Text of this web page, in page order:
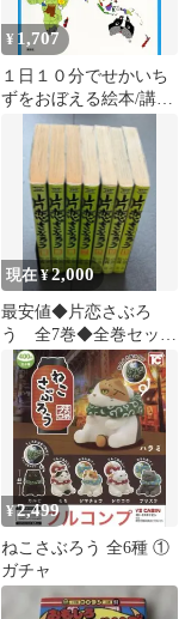
¥ 1,707
１日１０分でせかいち
ずをおぼえる絵本/講談
社/あきやまかぜさぶろ
う（単行本）
現在 ¥2,000
最安値◆片恋さぶろ
う 全7巻◆全巻セッ
ト 松森正 小池一夫
◆航空便
¥2,499
ねこさぶろう 全6種 ①
ガチャ